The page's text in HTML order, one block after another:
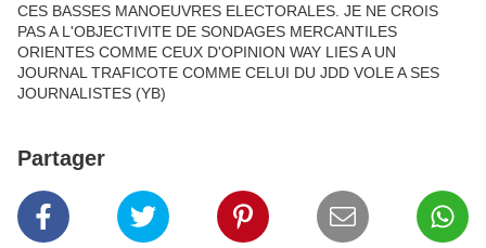
CES BASSES MANOEUVRES ELECTORALES. JE NE CROIS
PAS A L'OBJECTIVITE DE SONDAGES MERCANTILES
ORIENTES COMME CEUX D'OPINION WAY LIES A UN
JOURNAL TRAFICOTE COMME CELUI DU JDD VOLE A SES
JOURNALISTES (YB)
Partager